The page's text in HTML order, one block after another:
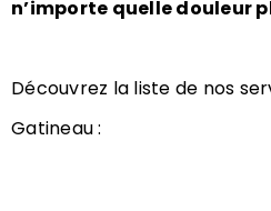
n’importe quelle douleur
Découvrez la liste de nos
Gatineau :